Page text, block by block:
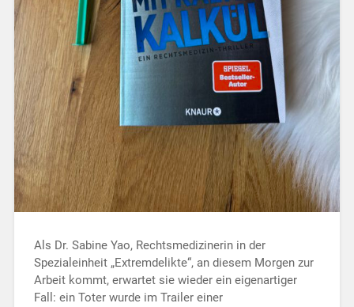
Als Dr. Sabine Yao, Rechtsmedizinerin in der
Spezialeinheit „Extremdelikte“, an diesem Morgen zur
Arbeit kommt, erwartet sie wieder ein eigenartiger
Fall: ein Toter wurde im Trailer einer